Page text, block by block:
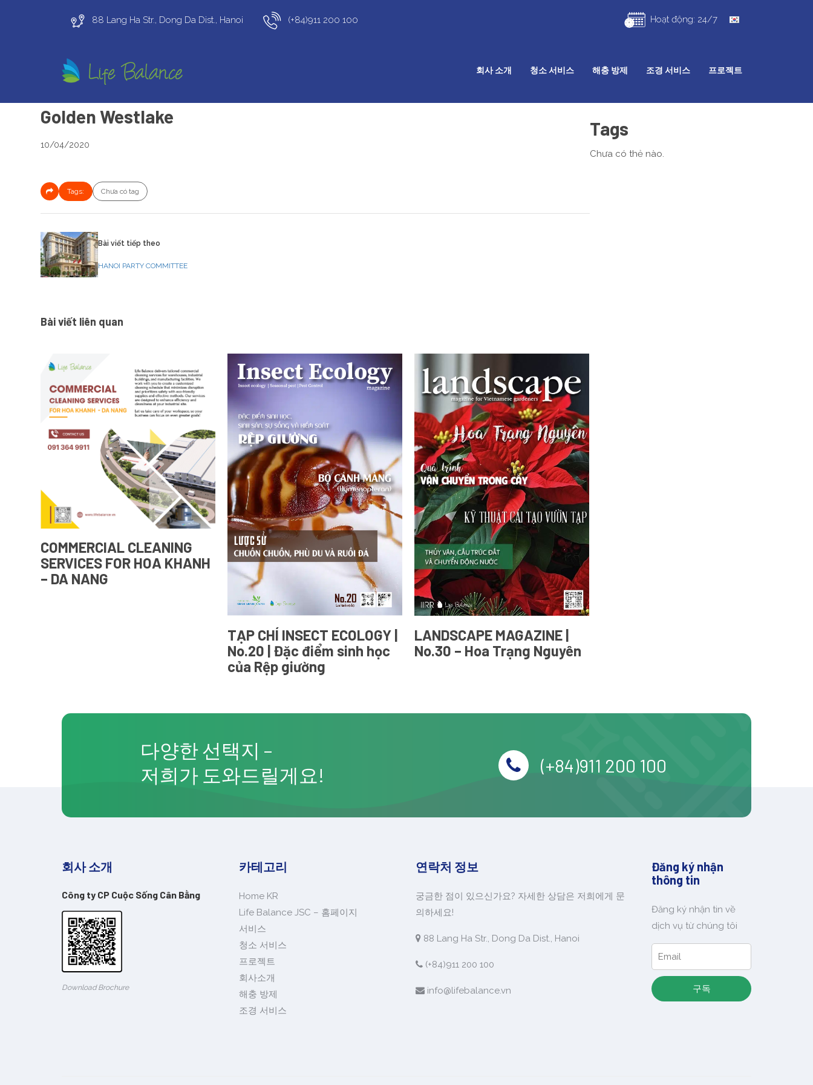
88 Lang Ha Str., Dong Da Dist., Hanoi (+84)911 200 100 Hoạt động: 24/7
회사 소개 청소 서비스 해충 방제 조경 서비스 프로젝트
Golden Westlake
10/04/2020
Tags: Chưa có tag
Bài viết tiếp theo
HANOI PARTY COMMITTEE
Bài viết liên quan
COMMERCIAL CLEANING
SERVICES FOR HOA KHANH
– DA NANG
TẠP CHÍ INSECT ECOLOGY |
No.20 | Đặc điểm sinh học
của Rệp giường
LANDSCAPE MAGAZINE |
No.30 – Hoa Trạng Nguyên
Tags
Chưa có thẻ nào.
다양한 선택지 –
저희가 도와드릴게요!
(+84)911 200 100
회사 소개
Công ty CP Cuộc Sống Cân Bằng
Download Brochure
카테고리
Home KR
Life Balance JSC – 홈페이지
서비스
청소 서비스
프로젝트
회사소개
해충 방제
조경 서비스
연락처 정보
궁금한 점이 있으신가요? 자세한 상담은 저희에게 문
의하세요!
88 Lang Ha Str., Dong Da Dist., Hanoi
(+84)911 200 100
info@lifebalance.vn
Đăng ký nhận
thông tin
Đăng ký nhận tin về
dịch vụ từ chúng tôi
구독